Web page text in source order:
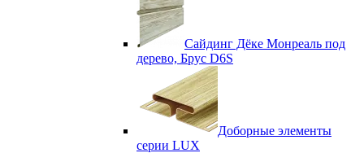
Сайдинг Дёке Монреаль под
дерево, Брус D6S
Доборные элементы
серии LUX